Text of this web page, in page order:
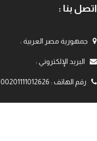
اتصل بنا :
جمهورية مصر العربية:
البريد الإلكتروني:
رقم الهاتف:
00201111012626